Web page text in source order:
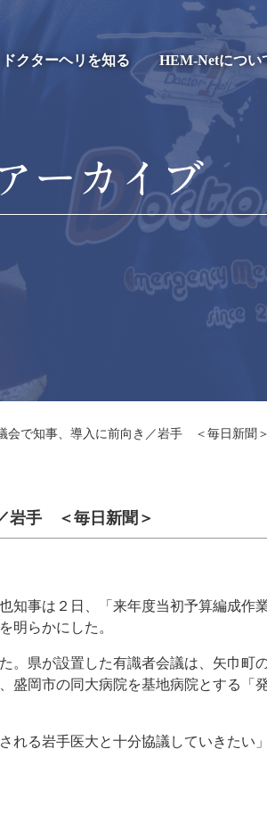
ドクターヘリを知る HEM-Netについ
ーカイブ
会で知事、導入に前向き／岩手 ＜毎日新聞＞
岩手 ＜毎日新聞＞
知事は２日、「来年度当初予算編成作
明らかにした。
。県が設置した有識者会議は、矢巾町
盛岡市の同大病院を基地病院とする「
る岩手医大と十分協議していきたい」